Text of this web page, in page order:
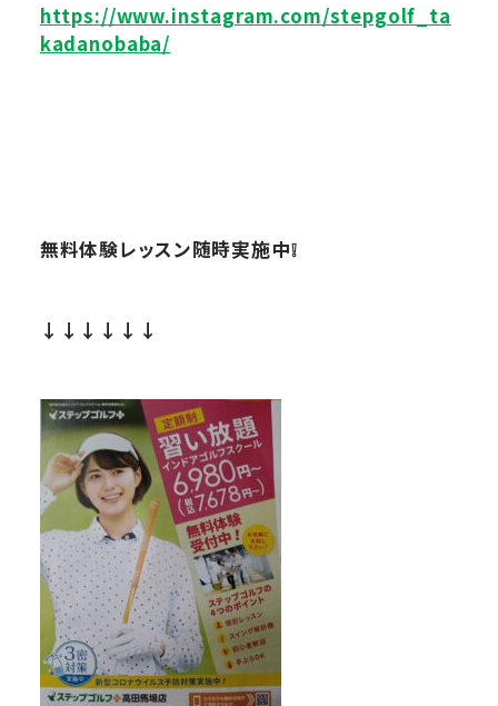
https://www.instagram.com/stepgolf_ta
kadanobaba/
無料体験レッスン随時実施中❕
↓↓↓↓↓↓